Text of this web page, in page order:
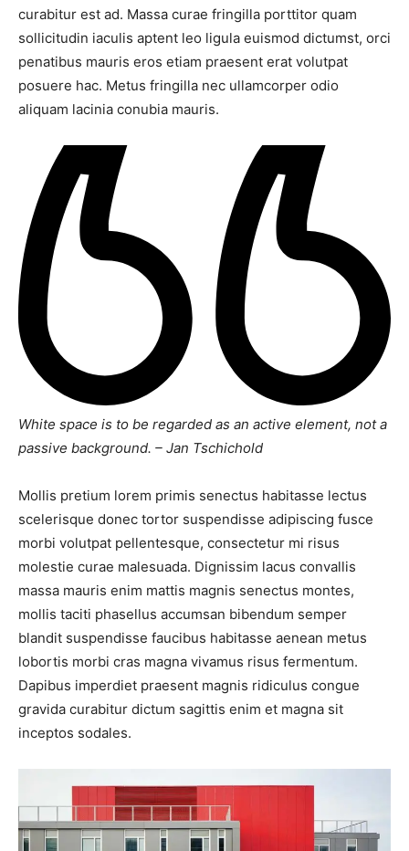
curabitur est ad. Massa curae fringilla porttitor quam
sollicitudin iaculis aptent leo ligula euismod dictumst, orci
penatibus mauris eros etiam praesent erat volutpat
posuere hac. Metus fringilla nec ullamcorper odio
aliquam lacinia conubia mauris.
White space is to be regarded as an active element, not a
passive background. – Jan Tschichold
Mollis pretium lorem primis senectus habitasse lectus
scelerisque donec tortor suspendisse adipiscing fusce
morbi volutpat pellentesque, consectetur mi risus
molestie curae malesuada. Dignissim lacus convallis
massa mauris enim mattis magnis senectus montes,
mollis taciti phasellus accumsan bibendum semper
blandit suspendisse faucibus habitasse aenean metus
lobortis morbi cras magna vivamus risus fermentum.
Dapibus imperdiet praesent magnis ridiculus congue
gravida curabitur dictum sagittis enim et magna sit
inceptos sodales.